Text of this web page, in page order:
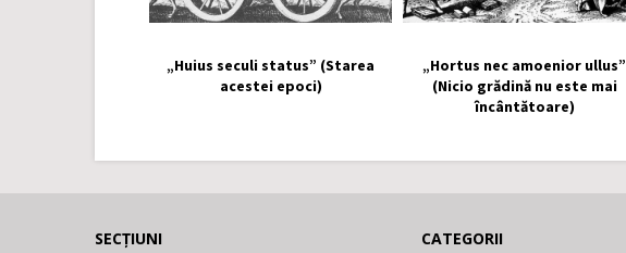
„Huius seculi status” (Starea
acestei epoci)
„Hortus nec amoenior ullus”
(Nicio grădină nu este mai
încântătoare)
SECȚIUNI
CATEGORII